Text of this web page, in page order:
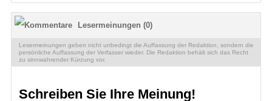
Lesermeinungen (0)
Lesermeinungen geben nicht unbedingt die Auffassung der Redaktion, sondern die
persönliche Auffassung der Verfasser wieder. Die Redaktion behält sich das Recht
zu sinnwahrender Kürzung vor.
Schreiben Sie Ihre Meinung!